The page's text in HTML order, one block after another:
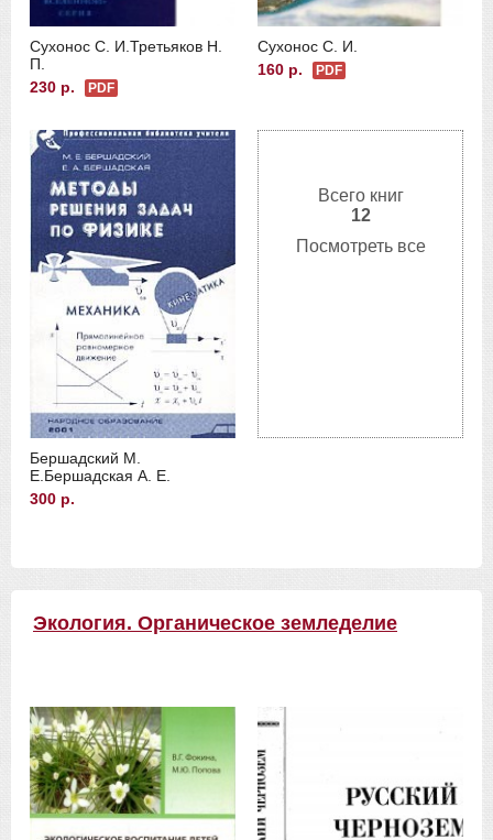
Сухонос С. И. Третьяков Н.
П.
230 р.
PDF
Сухонос С. И.
160 р.
PDF
Бершадский М.
Е. Бершадская А. Е.
300 р.
Всего книг
12
Посмотреть все
Экология. Органическое земледелие